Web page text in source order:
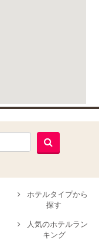
ホテルタイプから
探す
人気のホテルラン
キング